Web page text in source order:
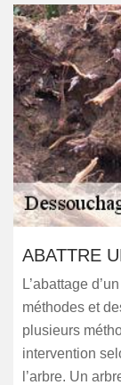
ABATTRE
L’abattage
méthodes et
plusieurs
intervention
l’arbre. Un